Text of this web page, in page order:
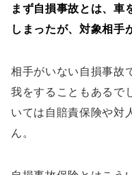
まず自損事故とは、車
しまったが、対象相手
相手がいない自損事故
我をすることもあるで
いては自賠責保険や対
ん。